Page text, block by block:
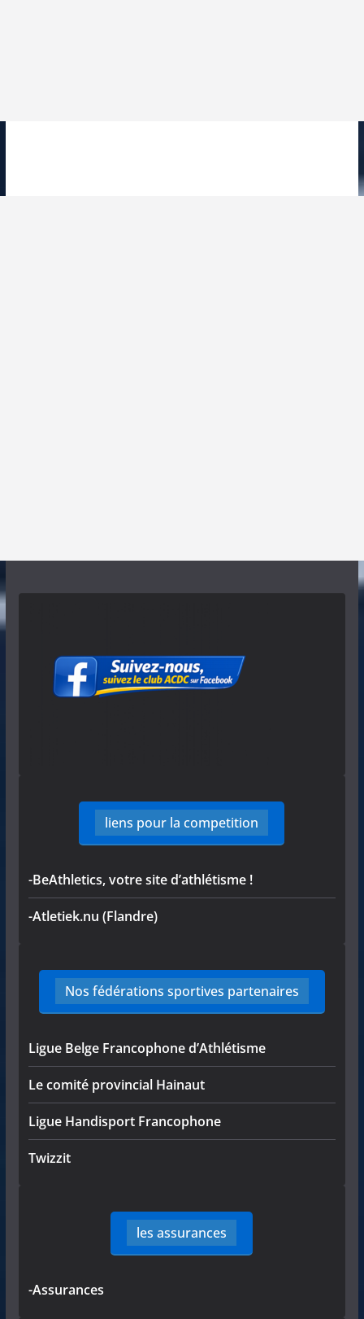
liens pour la competition
-BeAthletics, votre site d’athlétisme !
-Atletiek.nu (Flandre)
Nos fédérations sportives partenaires
Ligue Belge Francophone d’Athlétisme
Le comité provincial Hainaut
Ligue Handisport Francophone
Twizzit
les assurances
-Assurances